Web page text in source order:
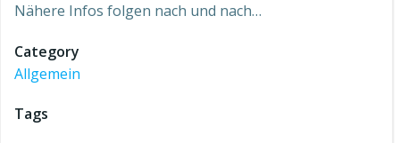
Nähere Infos folgen nach und nach…
Category
Allgemein
Tags